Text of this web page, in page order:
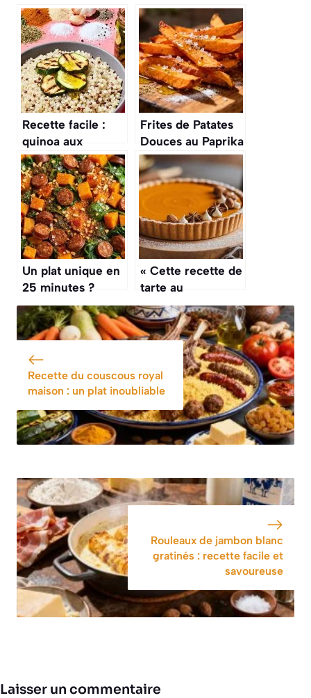
Recette facile :
quinoa aux
courgettes
Frites de Patates
Douces au Paprika
: recette
Gourmande
Un plat unique en
25 minutes ?
Cette poêlée de
patates douces,
chorizo et
épinards
« Cette recette de
tarte au
potimarron et aux
épices douces,
c’est un peu
comme le
« pumpkin pie »
américain, mais
en mieux »
Recette du couscous royal
maison : un plat inoubliable
Rouleaux de jambon blanc
gratinés : recette facile et
savoureuse
Laisser un commentaire